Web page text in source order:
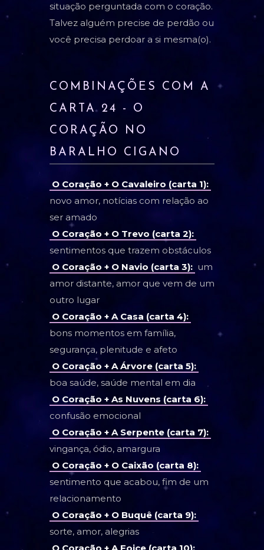
situação perguntada com o coração.
Talvez alguém precise de perdão ou
você precisa perdoar a si mesma(o).
COMBINAÇÕES COM A
CARTA 24 - O
CORAÇÃO NO
BARALHO CIGANO
O Coração + O Cavaleiro (carta 1):
novo amor, notícias com relação ao
ser amado
O Coração + O Trevo (carta 2):
sentimentos que trazem obstáculos
O Coração + O Navio (carta 3): um
amor distante, amor que vem de um
outro lugar
O Coração + A Casa (carta 4):
bons momentos em família,
segurança, plenitude e afeto
O Coração + A Árvore (carta 5):
boa saúde, saúde mental em dia
O Coração + As Nuvens (carta 6):
confusão emocional
O Coração + A Serpente (carta 7):
vingança, ódio, amargura
O Coração + O Caixão (carta 8):
sentimento que acabou, fim de um
relacionamento
O Coração + O Buquê (carta 9):
sorte, amor, alegrias